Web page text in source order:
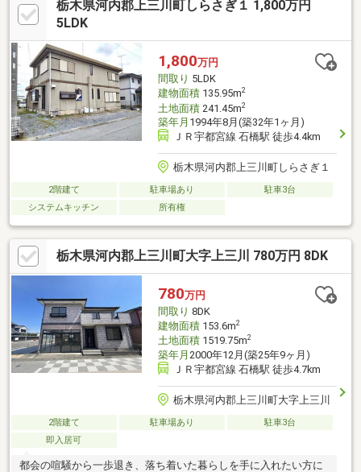
心交通量が少なく、子供の安全な生活動線が確保しやすい自然豊
かでのびのびとした生活を
栃木県河内郡上三川町しらさぎ１ 1,800万円
5LDK
1,800万円
間取り 5LDK
建物面積135.95m2
土地面積241.45m2
築年月 1994年8月(築32年1ヶ月)
ＪＲ宇都宮線 石橋駅 徒歩4.4km
栃木県河内郡上三川町しらさぎ１
2階建て 駐車場あり
駐車3台
システムキッチン
所有権
栃木県河内郡上三川町大字上三川 780万円 8DK
780万円
間取り 8DK
建物面積153.6m2
土地面積1519.75m2
築年月 2000年12月(築25年9ヶ月)
ＪＲ宇都宮線 石橋駅 徒歩4.7km
栃木県河内郡上三川町大字上三川
2階建て 駐車場あり
駐車3台
即入居可
都会の喧騒から一歩退き、落ち着いた暮らしを手に入れたい方に